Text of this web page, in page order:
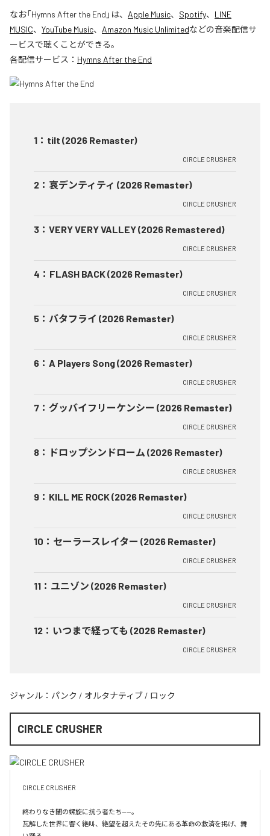
なお「Hymns After the End 」は、 Apple Music、 Spotify、 LINE
MUSIC、 YouTube Music、 Amazon Music Unlimitedなどの音楽配信サ
ービスで聴くことができる。
各配信サービス： Hymns After the End
1 ： tilt (2026 Remaster)
CIRCLE CRUSHER
2 ： 哀デンティティ (2026 Remaster)
CIRCLE CRUSHER
3 ： VERY VERY VALLEY (2026 Remastered)
CIRCLE CRUSHER
4 ： FLASH BACK (2026 Remaster)
CIRCLE CRUSHER
5 ： バタフライ (2026 Remaster)
CIRCLE CRUSHER
6 ： A Players Song (2026 Remaster)
CIRCLE CRUSHER
7 ： グッバイフリーケンシー (2026 Remaster)
CIRCLE CRUSHER
8 ： ドロップシンドローム (2026 Remaster)
CIRCLE CRUSHER
9 ： KILL ME ROCK (2026 Remaster)
CIRCLE CRUSHER
10 ： セーラースレイター (2026 Remaster)
CIRCLE CRUSHER
11 ： ユニゾン (2026 Remaster)
CIRCLE CRUSHER
12 ： いつまで経っても (2026 Remaster)
CIRCLE CRUSHER
ジャンル： パンク / オルタナティブ / ロック
CIRCLE CRUSHER
CIRCLE CRUSHER
終わりなき闇の螺旋に抗う者たち——。
瓦解した世界に響く絶叫、絶望を超えたその先にある革命の救済を掲げ、舞